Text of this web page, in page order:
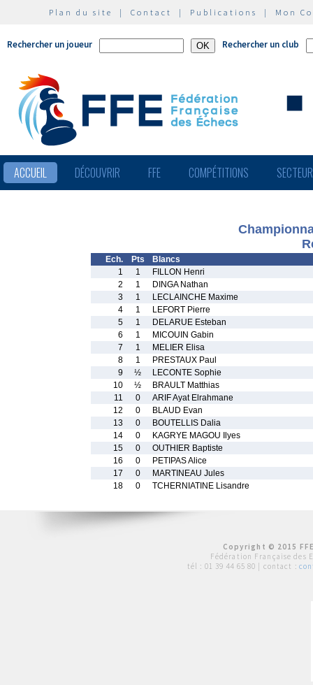
Plan du site | Contact | Publications | Mon
Rechercher un joueur Rechercher un club
ACCUEIL DÉCOUVRIR FFE COMPÉTITIONS
Ech. Pts
Blancs
1
1
FILLON Henri
2
1
DINGA Nathan
3
1
LECLAINCHE Maxime
4
1
LEFORT Pierre
5
1
DELARUE Esteban
6
1
MICOUIN Gabin
7
1
MELIER Elisa
8
1
PRESTAUX Paul
9
½
LECONTE Sophie
10
½
BRAULT Matthias
11
0
ARIF Ayat Elrahmane
12
0
BLAUD Evan
13
0
BOUTELLIS Dalia
14
0
KAGRYE MAGOU Ilyes
15
0
OUTHIER Baptiste
16
0
PETIPAS Alice
17
0
MARTINEAU Jules
18
0 TCHERNIATINE Lisandre
Copyright © 2015
Fédération Française des
tél : 01 39 44 65 80 | contact :